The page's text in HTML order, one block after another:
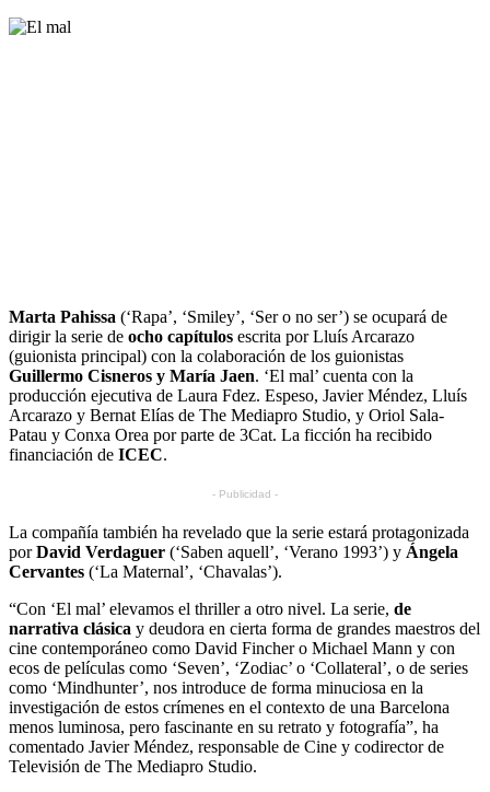
Marta Pahissa (‘Rapa’, ‘Smiley’, ‘Ser o no ser’) se ocupará de
dirigir la serie de ocho capítulos escrita por Lluís Arcarazo
(guionista principal) con la colaboración de los guionistas
Guillermo Cisneros y María Jaen. ‘El mal’ cuenta con la
producción ejecutiva de Laura Fdez. Espeso, Javier Méndez, Lluís
Arcarazo y Bernat Elías de The Mediapro Studio, y Oriol Sala-
Patau y Conxa Orea por parte de 3Cat. La ficción ha recibido
financiación de ICEC.
- Publicidad -
La compañía también ha revelado que la serie estará protagonizada
porDavid Verdaguer (‘Saben aquell’, ‘Verano 1993’) y Ángela
Cervantes (‘La Maternal’, ‘Chavalas’).
“Con ‘El mal’ elevamos el thriller a otro nivel. La serie, de
narrativa clásica y deudora en cierta forma de grandes maestros del
cine contemporáneo como David Fincher o Michael Mann y con
ecos de películas como ‘Seven’, ‘Zodiac’ o ‘Collateral’, o de series
como ‘Mindhunter’, nos introduce de forma minuciosa en la
investigación de estos crímenes en el contexto de una Barcelona
menos luminosa, pero fascinante en su retrato y fotografía”, ha
comentado Javier Méndez, responsable de Cine y codirector de
Televisión de The Mediapro Studio.